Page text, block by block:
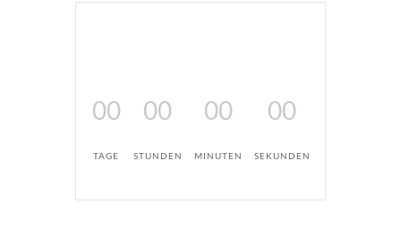
00
TAGE
00
STUNDEN
00
MINUTEN
00
SEKUNDEN